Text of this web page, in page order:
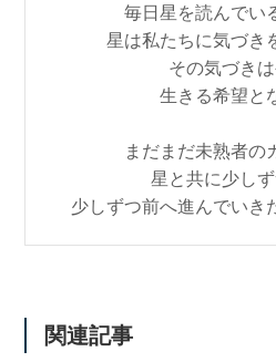
毎日星を読んでい
星は私たちに気づき
その気づき
生きる希望と
まだまだ未熟者の
星と共に少し
少しずつ前へ進んでいき
関連記事